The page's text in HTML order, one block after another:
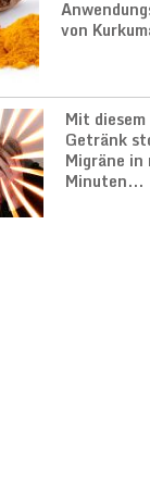
von
Mit
Getränk
Migräne in
Minuten...